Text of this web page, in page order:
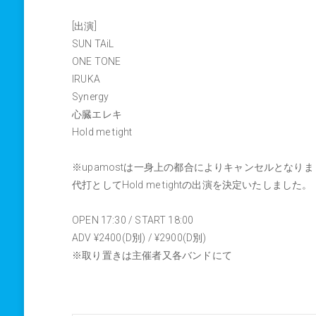
[出演]
SUN TAiL
ONE TONE
IRUKA
Synergy
心臓エレキ
Hold me tight
※upamostは一身上の都合によりキャンセルとなりま
代打としてHold me tightの出演を決定いたしました。
OPEN 17:30 / START 18:00
ADV ¥2400(D別) / ¥2900(D別)
※取り置きは主催者又各バンドにて